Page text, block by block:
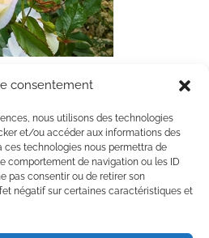
consentement
nous utilisons des technologies
et/ou accéder aux informations des
ces technologies nous permettra de
comportement de navigation ou les ID
pas consentir ou de retirer son
négatif sur certaines caractéristiques et
Fleur Soleil
Soleil | Tous droits réservés | All rights